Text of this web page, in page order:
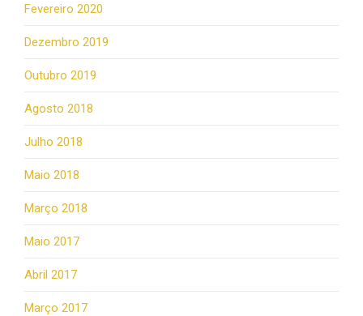
Fevereiro 2020
Dezembro 2019
Outubro 2019
Agosto 2018
Julho 2018
Maio 2018
Março 2018
Maio 2017
Abril 2017
Março 2017